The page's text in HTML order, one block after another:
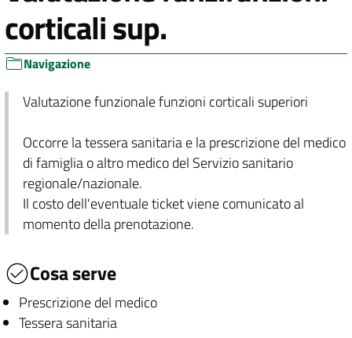
corticali sup.
Navigazione
Valutazione funzionale funzioni corticali superiori
Occorre la tessera sanitaria e la prescrizione del medico
di famiglia o altro medico del Servizio sanitario
regionale/nazionale.
Il costo dell'eventuale ticket viene comunicato al
momento della prenotazione.
Cosa serve
Prescrizione del medico
Tessera sanitaria